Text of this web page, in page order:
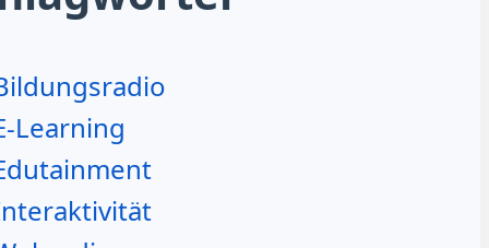
Learning